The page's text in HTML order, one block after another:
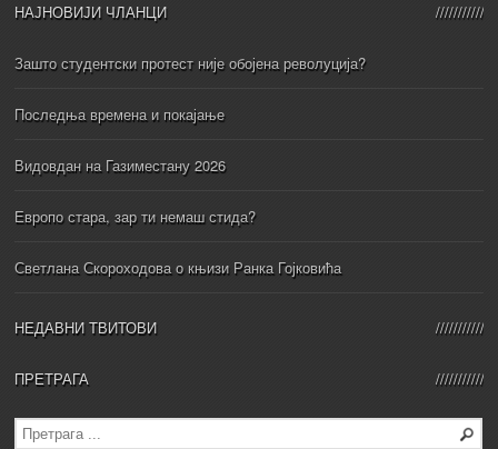
НАЈНОВИЈИ ЧЛАНЦИ
Зашто студентски протест није обојена револуција?
Последња времена и покајање
Видовдан на Газиместану 2026
Европо стара, зар ти немаш стида?
Светлана Скороходова о књизи Ранка Гојковића
НЕДАВНИ ТВИТОВИ
ПРЕТРАГА